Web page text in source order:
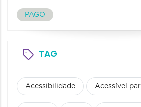
PAGO
TAG
Acessibilidade Acessível